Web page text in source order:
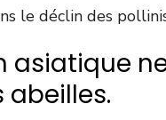
le déclin des
asiatique
abeilles.